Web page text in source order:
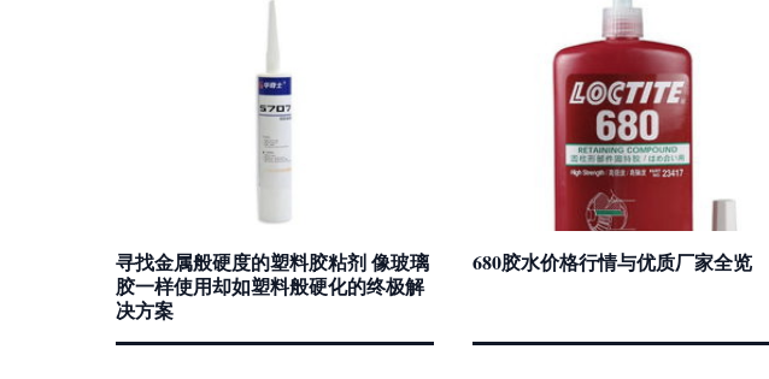
寻找金属般硬度的塑料胶粘剂 像玻璃
胶一样使用却如塑料般硬化的终极解
决方案
680胶水价格行情与优质厂家全览